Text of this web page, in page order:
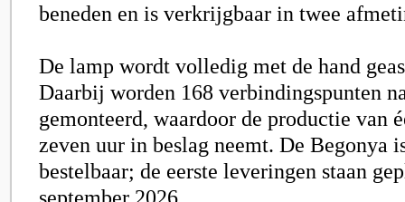
beneden en is verkrijgbaar in twee
De lamp wordt volledig met de hand
Daarbij worden 168 verbindingspunten
gemonteerd, waardoor de productie van
zeven uur in beslag neemt. De Begonya
bestelbaar; de eerste leveringen staan
september 2026.